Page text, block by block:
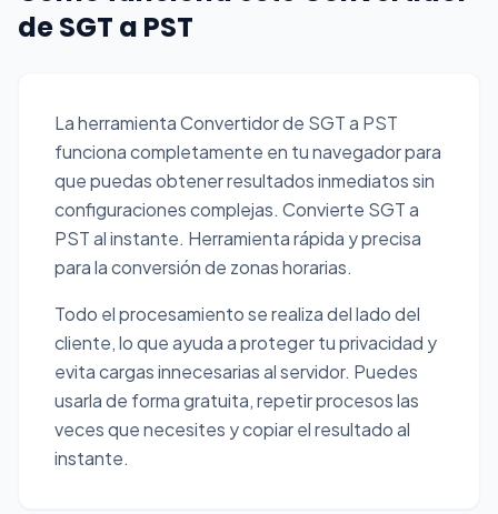
de SGT a PST
La herramienta Convertidor de SGT a PST
funciona completamente en tu navegador para
que puedas obtener resultados inmediatos sin
configuraciones complejas. Convierte SGT a
PST al instante. Herramienta rápida y precisa
para la conversión de zonas horarias.
Todo el procesamiento se realiza del lado del
cliente, lo que ayuda a proteger tu privacidad y
evita cargas innecesarias al servidor. Puedes
usarla de forma gratuita, repetir procesos las
veces que necesites y copiar el resultado al
instante.